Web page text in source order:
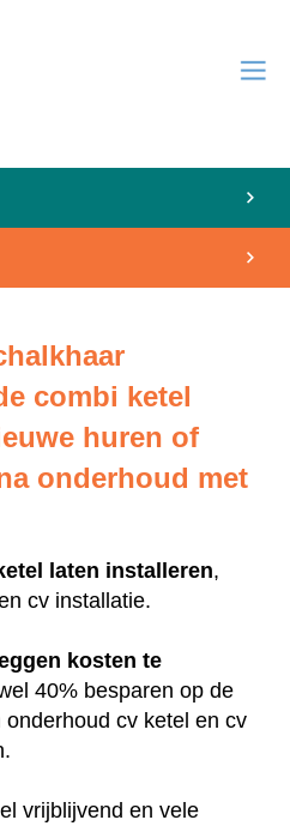
combi ketel
huren of
onderhoud met
laten installeren,
cv installatie.
kosten te
40% besparen op de
cv ketel en cv
vrijblijvend en vele